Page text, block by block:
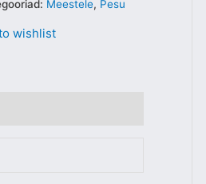
Meestele, Pesu
wishlist